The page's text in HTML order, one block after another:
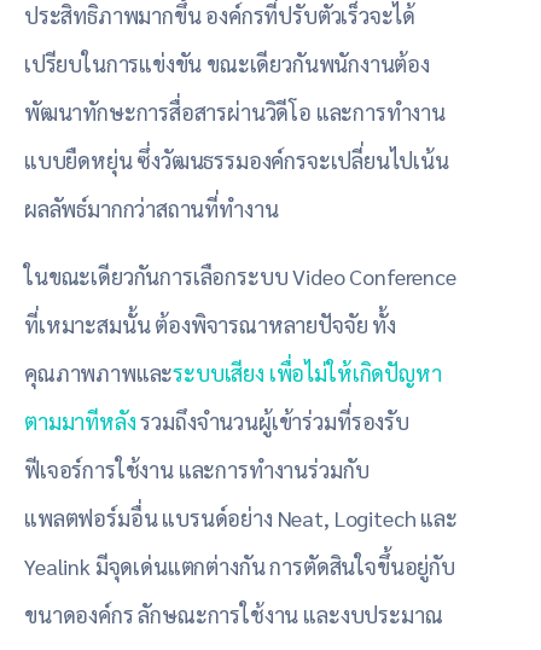
ประสิทธิภาพมากขึ้น องค์กรที่ปรับตัวเร็วจะได้
เปรียบในการแข่งขัน ขณะเดียวกันพนักงานต้อง
พัฒนาทักษะการสื่อสารผ่านวิดีโอ และการทำงาน
แบบยืดหยุ่น ซึ่งวัฒนธรรมองค์กรจะเปลี่ยนไปเน้น
ผลลัพธ์มากกว่าสถานที่ทำงาน
ในขณะเดียวกันการเลือกระบบ Video Conference
ที่เหมาะสมนั้น ต้องพิจารณาหลายปัจจัย ทั้ง
คุณภาพภาพและระบบเสียง เพื่อไม่ให้เกิดปัญหา
ตามมาทีหลังรวมถึงจำนวนผู้เข้าร่วมที่รองรับ
ฟีเจอร์การใช้งาน และการทำงานร่วมกับ
แพลตฟอร์มอื่น แบรนด์อย่าง Neat, Logitech และ
Yealink มีจุดเด่นแตกต่างกัน การตัดสินใจขึ้นอยู่กับ
ขนาดองค์กร ลักษณะการใช้งาน และงบประมาณ